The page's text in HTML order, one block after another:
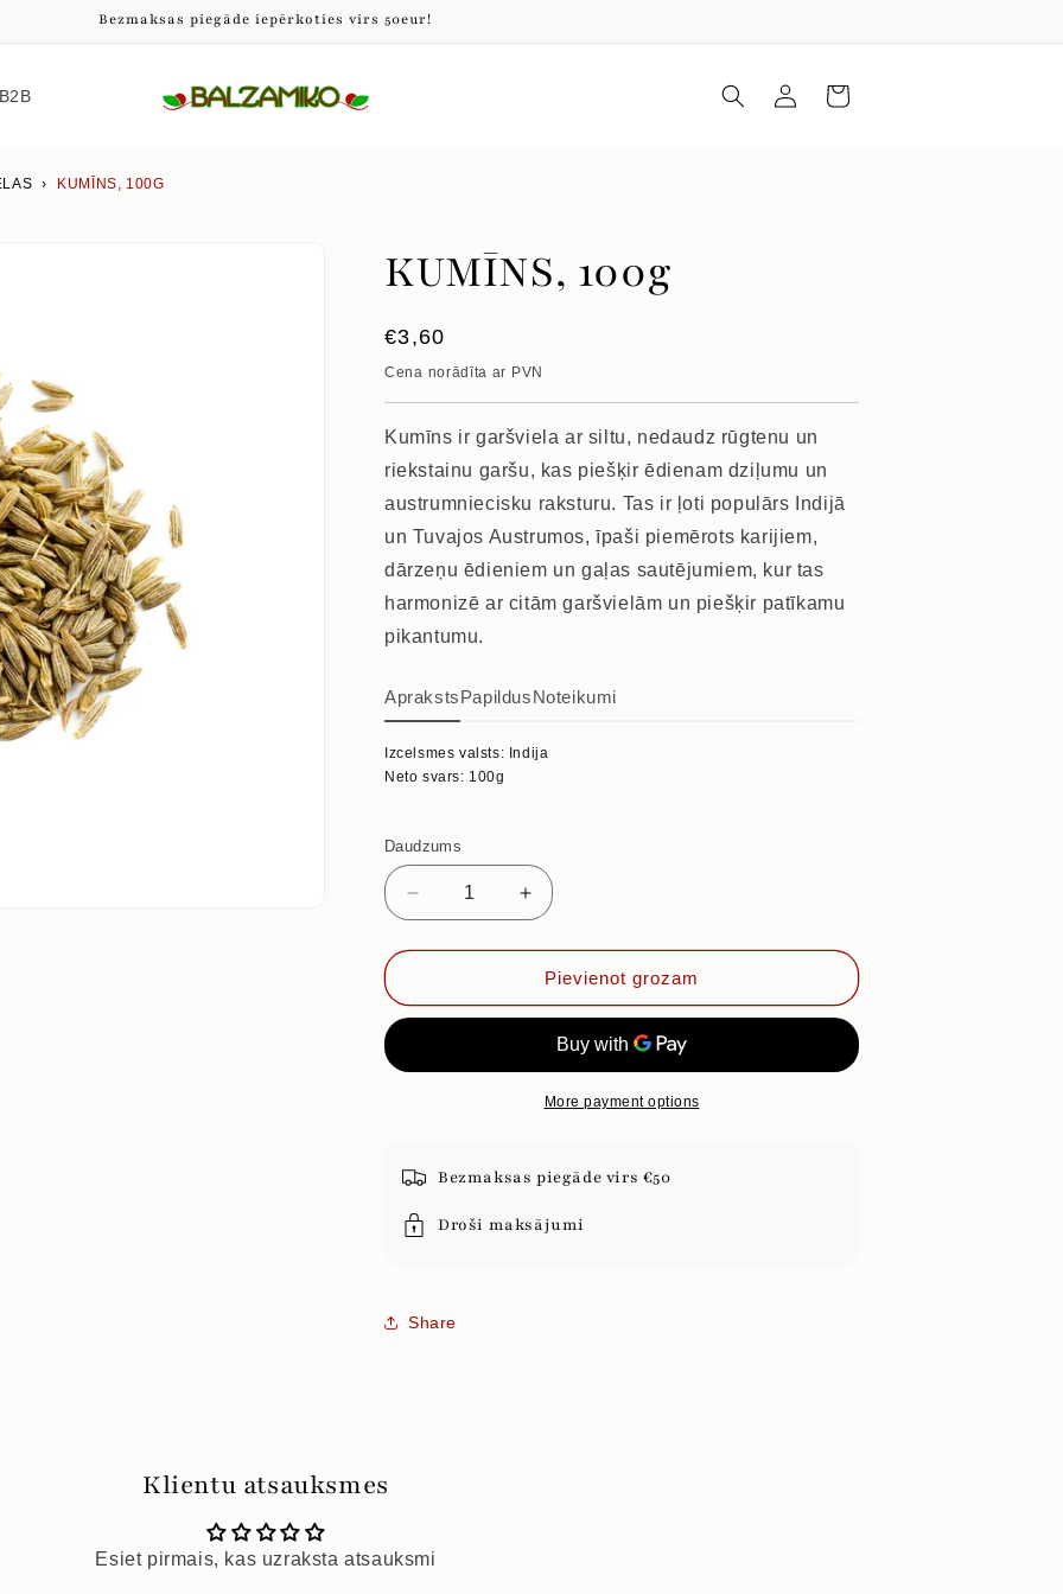
Bezmaksas piegāde iepērkoties virs 50eur!
B2B Piesakieties
grozs
› KUMĪNS, 100G
KUMĪNS, 100g
Parastā
cena
€3,60
Cena norādīta ar PVN
Kumīns ir garšviela ar siltu, nedaudz rūgtenu un
riekstainu garšu, kas piešķir ēdienam dziļumu un
austrumniecisku raksturu. Tas ir ļoti populārs Indijā
un Tuvajos Austrumos, īpaši piemērots karijiem,
dārzeņu ēdieniem un gaļas sautējumiem, kur tas
harmonizē ar citām garšvielām un piešķir patīkamu
pikantumu.
AprakstsPapildusNoteikumi
Izcelsmes valsts: Indija
Neto svars: 100g
Daudzums
Samazināt
daudzumu
priekš
100g
Palielināt
daudzumu
priekš
KUMĪNS,
100g
Pievienot grozam
More payment options
Bezmaksas piegāde virs €50
Droši maksājumi
Share
Klientu atsauksmes
Esiet pirmais, kas uzraksta atsauksmi